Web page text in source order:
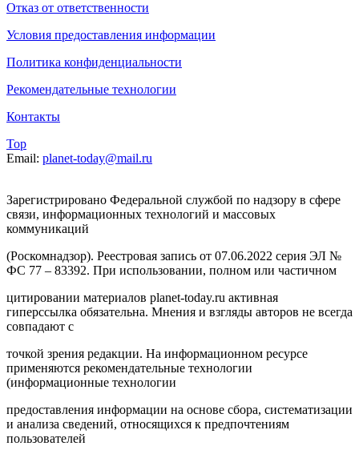
Отказ от ответственности
Условия предоставления информации
Политика конфиденциальности
Рекомендательные технологии
Контакты
Top
Email: planet-today@mail.ru
Зарегистрировано Федеральной службой по надзору в сфере
связи, информационных технологий и массовых
коммуникаций
(Роскомнадзор). Реестровая запись от 07.06.2022 серия ЭЛ №
ФС 77 – 83392. При использовании, полном или частичном
цитировании материалов planet-today.ru активная
гиперссылка обязательна. Мнения и взгляды авторов не всегда
совпадают с
точкой зрения редакции. На информационном ресурсе
применяются рекомендательные технологии
(информационные технологии
предоставления информации на основе сбора, систематизации
и анализа сведений, относящихся к предпочтениям
пользователей